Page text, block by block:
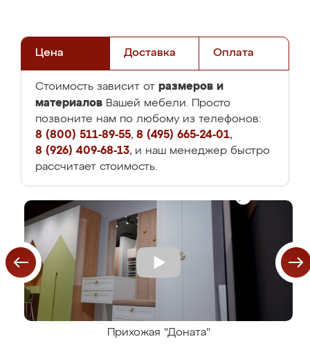
Цена Доставка Оплата
Стоимость зависит от размеров и
материалов Вашей мебели. Просто
позвоните нам по любому из телефонов:
8 (800) 511-89-55, 8 (495) 665-24-01,
8 (926) 409-68-13, и наш менеджер быстро
рассчитает стоимость.
Прихожая "Доната"